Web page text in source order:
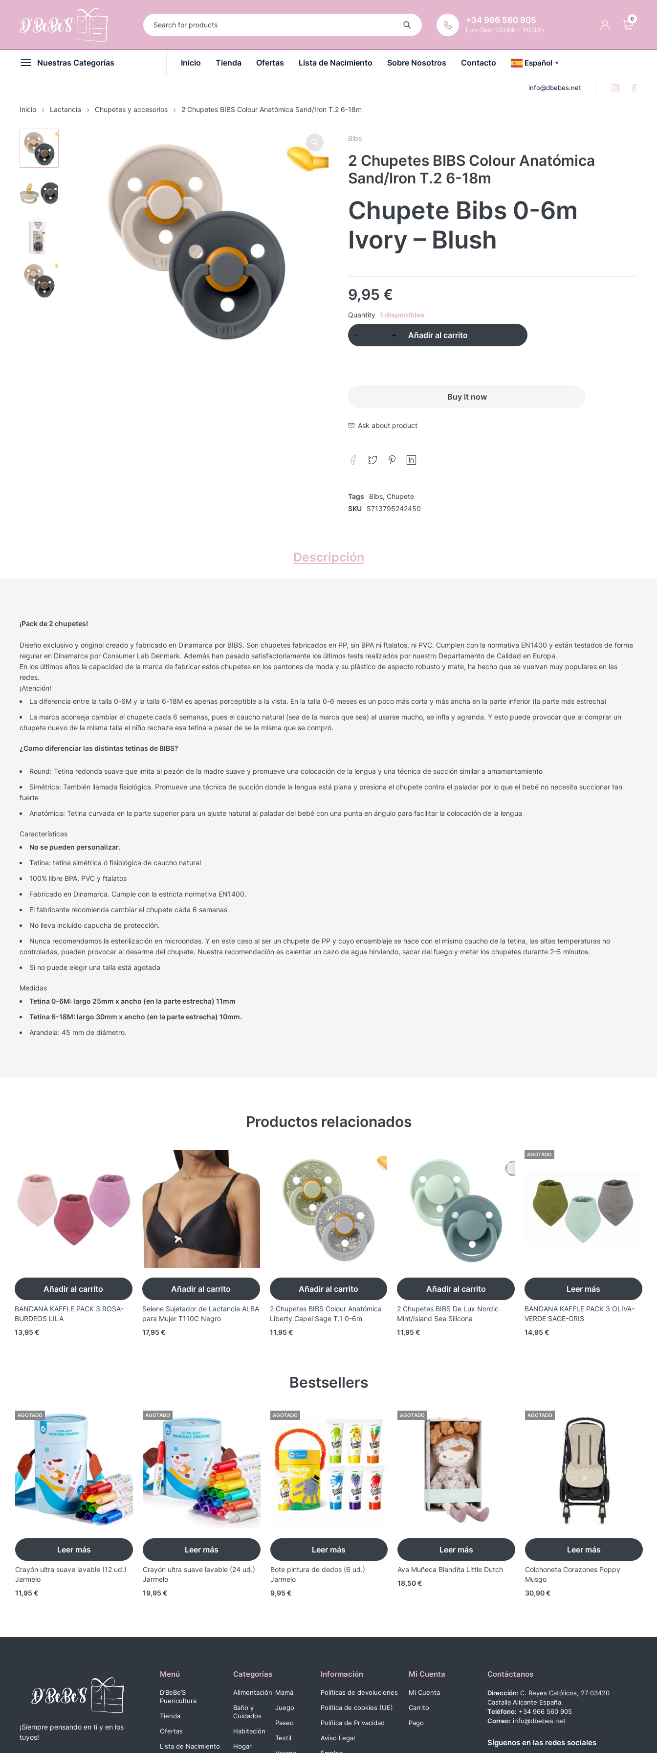
+34 966 560 905
Lun-Sáb: 10:00h - 20:00h
0
Nuestras Categorías Inicio Tienda Ofertas Lista de Nacimiento Sobre Nosotros Contacto Español ▼
info@dbebes.net
Inicio Lactancia Chupetes y accesorios 2 Chupetes BIBS Colour Anatómica Sand/Iron T.2 6-18m
Bibs
2 Chupetes BIBS Colour Anatómica
Sand/Iron T.2 6-18m
Chupete Bibs 0-6m
Ivory – Blush
9,95 €
Quantity 1 disponibles
Añadir al carrito
Buy it now
Ask about product
Tags Bibs, Chupete
SKU
5713795242450
Descripción
¡Pack de 2 chupetes!
Diseño exclusivo y original creado y fabricado en Dinamarca por BIBS. Son chupetes fabricados en PP, sin BPA ni ftalatos, ni PVC. Cumplen con la normativa EN1400 y están testados de forma
regular en Dinamarca por Consumer Lab Denmark. Además han pasado satisfactoriamente los últimos tests realizados por nuestro Departamento de Calidad en Europa.
En los últimos años la capacidad de la marca de fabricar estos chupetes en los pantones de moda y su plástico de aspecto robusto y mate, ha hecho que se vuelvan muy populares en las
redes.
¡Atención!
La diferencia entre la talla 0-6M y la talla 6-18M es apenas perceptible a la vista. En la talla 0-6 meses es un poco más corta y más ancha en la parte inferior (la parte más estrecha)
La marca aconseja cambiar el chupete cada 6 semanas, pues el caucho natural (sea de la marca que sea) al usarse mucho, se infla y agranda. Y esto puede provocar que al comprar un
chupete nuevo de la misma talla el niño rechaze esa tetina a pesar de se la misma que se compró.
¿Como diferenciar las distintas tetinas de BIBS?
Round: Tetina redonda suave que imita al pezón de la madre suave y promueve una colocación de la lengua y una técnica de succión similar a amamantamiento
Simétrica: También llamada fisiológica. Promueve una técnica de succión donde la lengua está plana y presiona el chupete contra el paladar por lo que el bebé no necesita succionar tan
fuerte
Anatómica: Tetina curvada en la parte superior para un ajuste natural al paladar del bebé con una punta en ángulo para facilitar la colocación de la lengua
Características
No se pueden personalizar.
Tetina: tetina simétrica ó fisiológica de caucho natural
100% libre BPA, PVC y ftalatos
Fabricado en Dinamarca. Cumple con la estricta normativa EN1400.
El fabricante recomienda cambiar el chupete cada 6 semanas
No lleva incluido capucha de protección.
Nunca recomendamos la esterilización en microondas. Y en este caso al ser un chupete de PP y cuyo ensamblaje se hace con el mismo caucho de la tetina, las altas temperaturas no
controladas, pueden provocar el desarme del chupete. Nuestra recomendación es calentar un cazo de agua hirviendo, sacar del fuego y meter los chupetes durante 2-5 minutos.
Si no puede elegir una talla está agotada
Medidas
Tetina 0-6M: largo 25mm x ancho (en la parte estrecha) 11mm
Tetina 6-18M: largo 30mm x ancho (en la parte estrecha) 10mm.
Arandela: 45 mm de diámetro.
Productos relacionados
Añadir al carrito
BANDANA KAFFLE PACK 3 ROSA-
BURDEOS LILA
13,95 €
Añadir al carrito
Selene Sujetador de Lactancia ALBA
para Mujer T110C Negro
17,95 €
Añadir al carrito
2 Chupetes BIBS Colour Anatómica
Liberty Capel Sage T.1 0-6m
11,95 €
Añadir al carrito
2 Chupetes BIBS De Lux Nordic
Mint/Island Sea Silicona
11,95€
AGOTADO
Leer más
BANDANA KAFFLE PACK 3 OLIVA-
VERDE SAGE-GRIS
14,95€
Bestsellers
AGOTADO
Leer más
Crayón ultra suave lavable (12 ud.)
Jarmelo
11,95 €
AGOTADO
Leer más
Crayón ultra suave lavable (24 ud.)
Jarmelo
19,95 €
AGOTADO
Leer más
Bote pintura de dedos (6 ud.)
Jarmelo
9,95 €
AGOTADO
Leer más
Ava Muñeca Blandita Little Dutch
18,50€
AGOTADO
Leer más
Colchoneta Corazones Poppy
Musgo
30,90€
¡Siempre pensando en ti y en los
tuyos!
Menú
D’BeBe’S
Puericultura
Tienda
Ofertas
Lista de Nacimiento
Categorías
Alimentación
Baño y
Cuidados
Habitación
Hogar
Mamá
Juego
Paseo
Textil
Información
Políticas de devoluciones
Política de cookies (UE)
Política de Privacidad
Aviso Legal
Mi Cuenta
Mi Cuenta
Carrito
Pago
Contáctanos
Dirección:C. Reyes Católicos, 27 03420
Castalla Alicante España.
Teléfono: +34 966 560 905
Correo: info@dbebes.net
Síguenos en las redes sociales